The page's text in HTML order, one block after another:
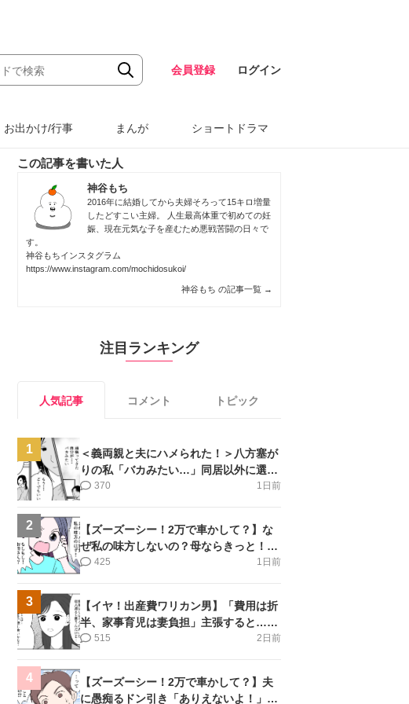
会員登録 ログイン
お出かけ/行事 まんが ショートドラマ
この記事を書いた人
神谷もち
2016年に結婚してから夫婦そろって15キロ増量
したどすこい主婦。 人生最高体重で初めての妊
娠、現在元気な子を産むため悪戦苦闘の日々で
す。
神谷もちインスタグラム
https://www.instagram.com/mochidosukoi/
神谷もち の記事一覧 →
注目ランキング
人気記事 コメント トピック
1
＜義両親と夫にハメられた！＞八方塞が
りの私「バカみたい…」同居以外に選択
肢がない【第5話まんが】
1日前
370
2
【ズーズーシー！2万で車かして？】な
ぜ私の味方しないの？母ならきっと！＜
第17話＞#4コマ母道場
1日前
425
3
【イヤ！出産費ワリカン男】「費用は折
半、家事育児は妻負担」主張すると…＜
第11話＞#4コマ母道場
2日前
515
4
【ズーズーシー！2万で車かして？】夫
に愚痴るドン引き「ありえないよ！」＜